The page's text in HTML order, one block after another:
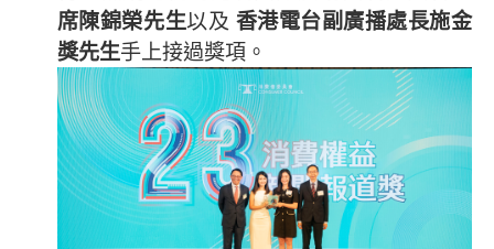
席陳錦榮先生以及 香港電台副廣播處長施金
獎先生手上接過獎項。